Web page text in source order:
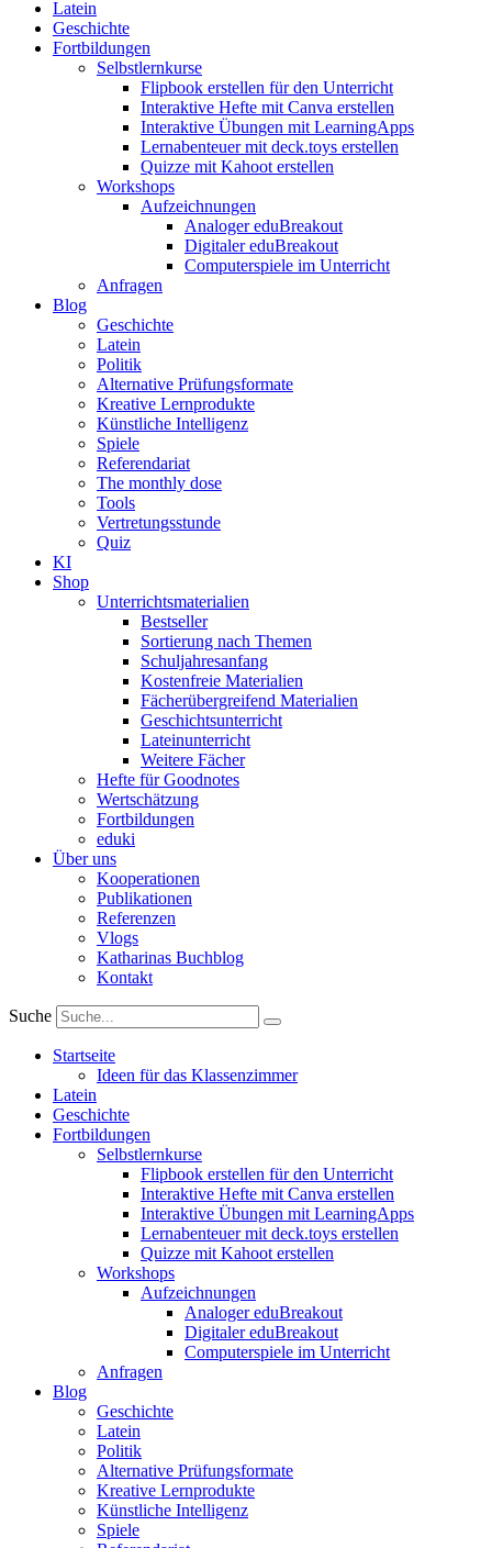
Latein
Geschichte
Fortbildungen
Selbstlernkurse
Flipbook erstellen für den Unterricht
Interaktive Hefte mit Canva erstellen
Interaktive Übungen mit LearningApps
Lernabenteuer mit deck.toys erstellen
Quizze mit Kahoot erstellen
Workshops
Aufzeichnungen
Analoger eduBreakout
Digitaler eduBreakout
Computerspiele im Unterricht
Anfragen
Blog
Geschichte
Latein
Politik
Alternative Prüfungsformate
Kreative Lernprodukte
Künstliche Intelligenz
Spiele
Referendariat
The monthly dose
Tools
Vertretungsstunde
Quiz
KI
Shop
Unterrichtsmaterialien
Bestseller
Sortierung nach Themen
Schuljahresanfang
Kostenfreie Materialien
Fächerübergreifend Materialien
Geschichtsunterricht
Lateinunterricht
Weitere Fächer
Hefte für Goodnotes
Wertschätzung
Fortbildungen
eduki
Über uns
Kooperationen
Publikationen
Referenzen
Vlogs
Katharinas Buchblog
Kontakt
Suche
Startseite
Ideen für das Klassenzimmer
Latein
Geschichte
Fortbildungen
Selbstlernkurse
Flipbook erstellen für den Unterricht
Interaktive Hefte mit Canva erstellen
Interaktive Übungen mit LearningApps
Lernabenteuer mit deck.toys erstellen
Quizze mit Kahoot erstellen
Workshops
Aufzeichnungen
Analoger eduBreakout
Digitaler eduBreakout
Computerspiele im Unterricht
Anfragen
Blog
Geschichte
Latein
Politik
Alternative Prüfungsformate
Kreative Lernprodukte
Künstliche Intelligenz
Spiele